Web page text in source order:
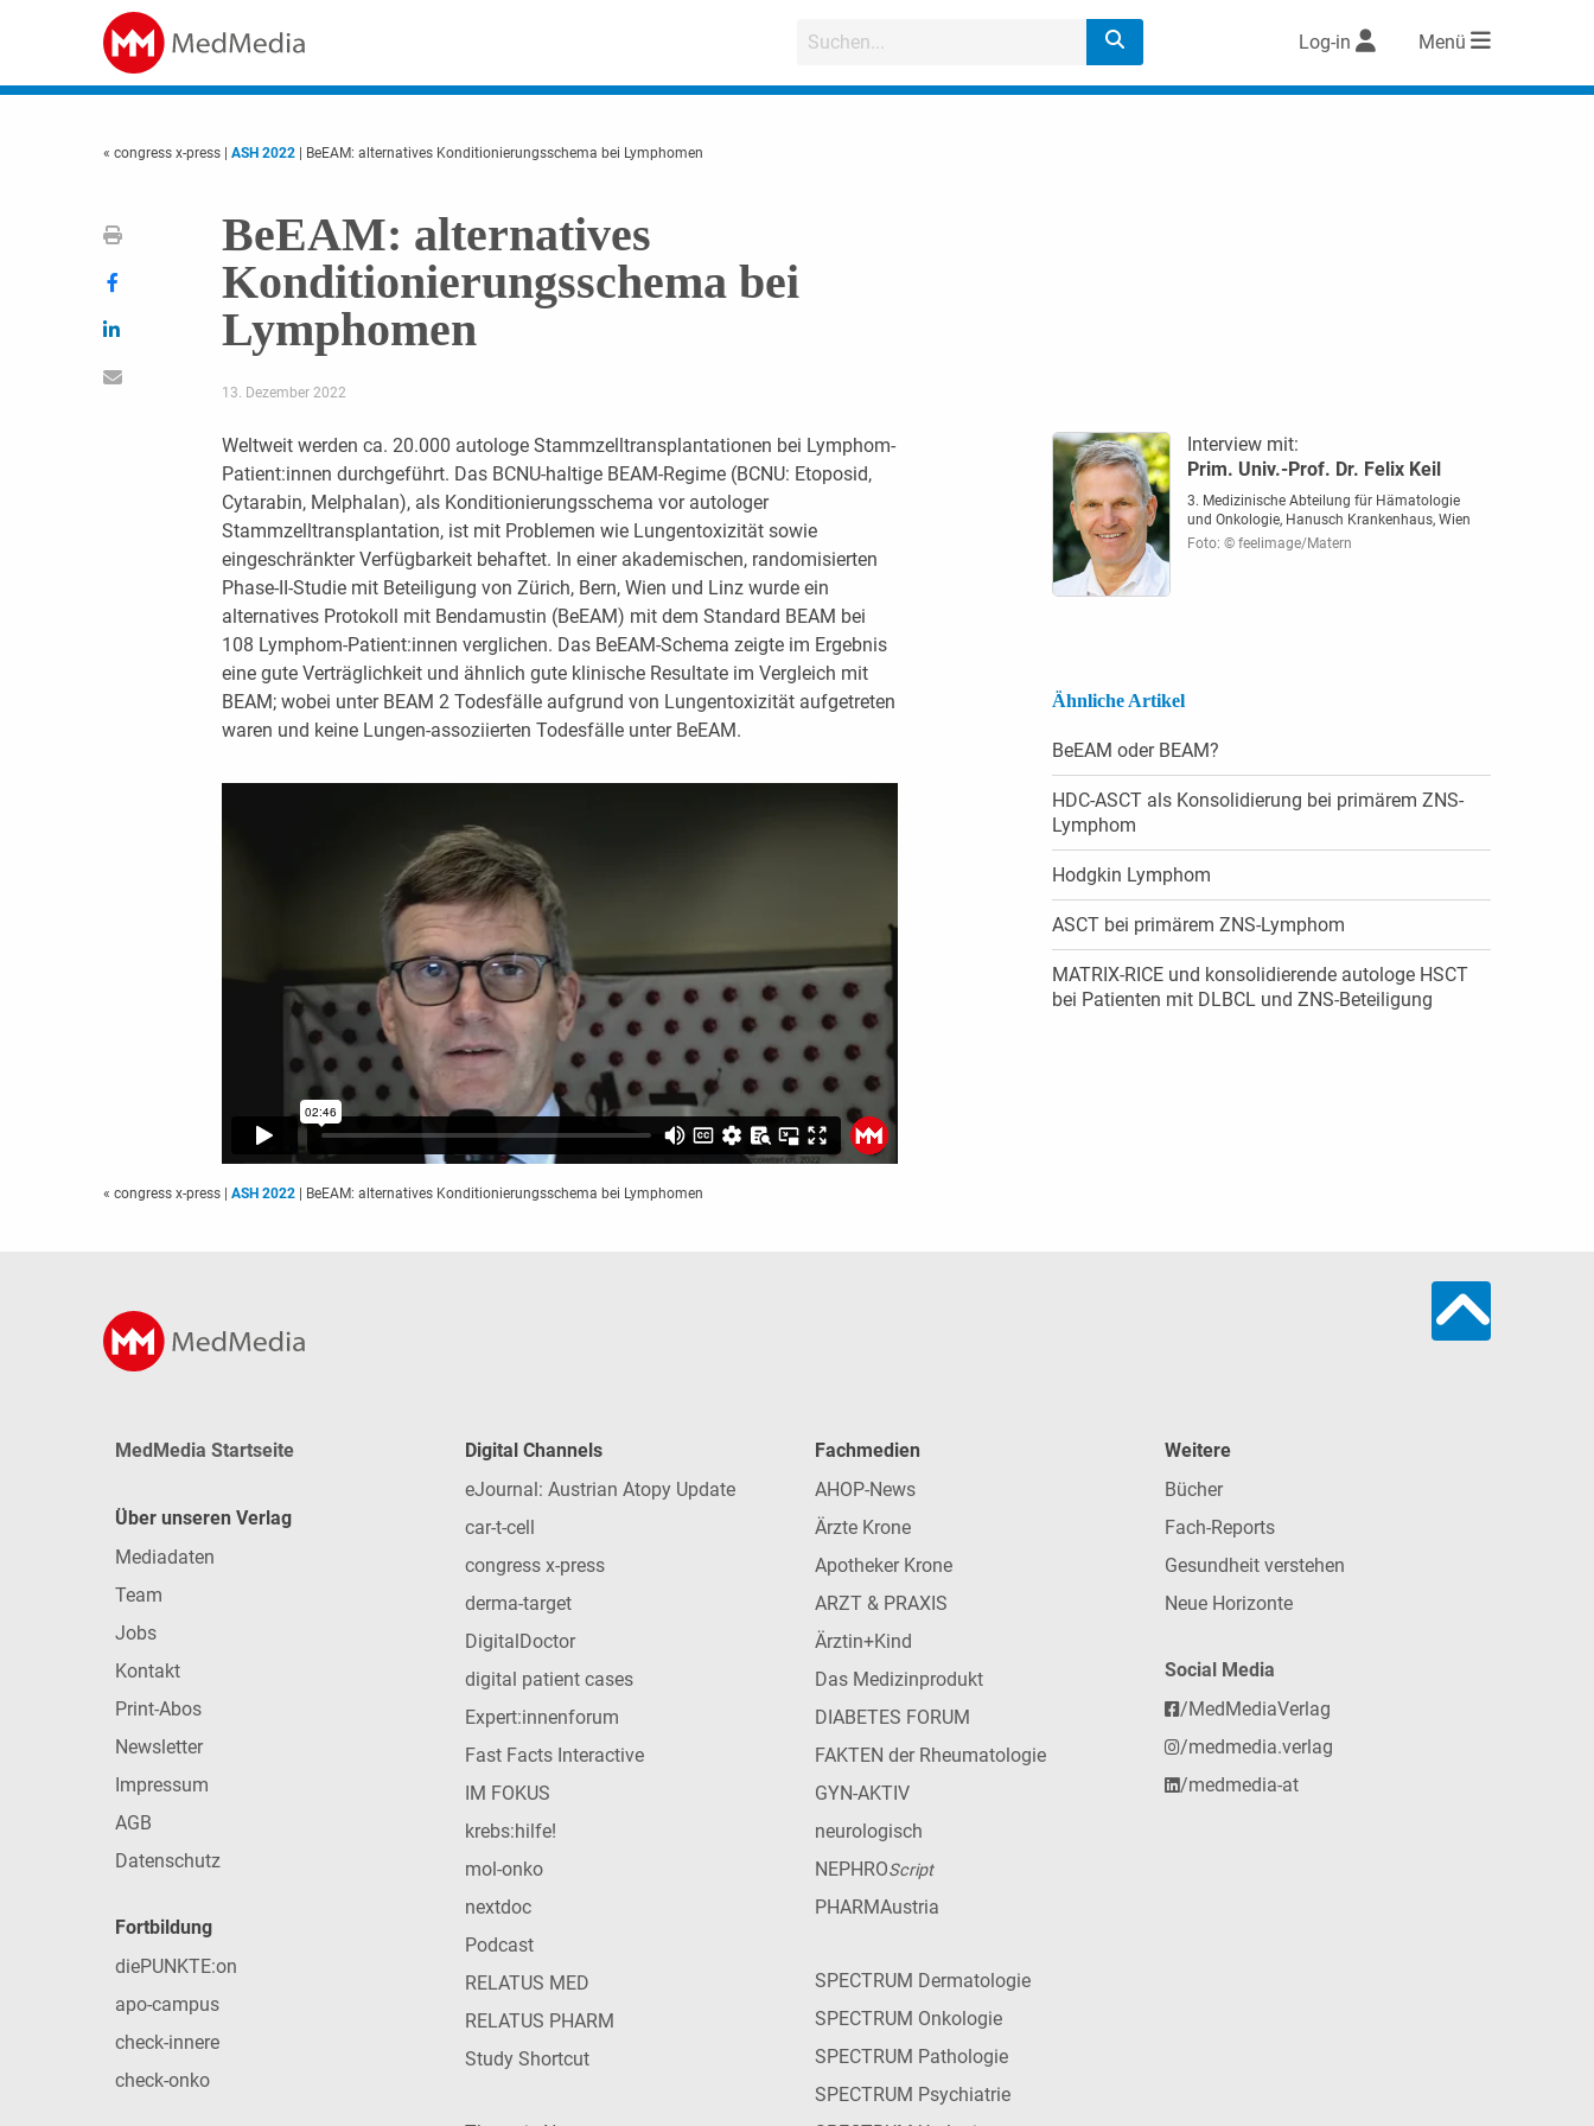
Log-in Menü
« congress x-press ASH 2022 | BeEAM: alternatives Konditionierungsschema bei Lymphomen
BeEAM: alternatives
Konditionierungsschema bei
Lymphomen
13. Dezember 2022
Weltweit werden ca. 20.000 autologe Stammzelltransplantationen bei Lymphom-
Patient:innen durchgeführt. Das BCNU-haltige BEAM-Regime (BCNU: Etoposid,
Cytarabin, Melphalan), als Konditionierungsschema vor autologer
Stammzelltransplantation, ist mit Problemen wie Lungentoxizität sowie
eingeschränkter Verfügbarkeit behaftet. In einer akademischen, randomisierten
Phase-II-Studie mit Beteiligung von Zürich, Bern, Wien und Linz wurde ein
alternatives Protokoll mit Bendamustin (BeEAM) mit dem Standard BEAM bei
108 Lymphom-Patient:innen verglichen. Das BeEAM-Schema zeigte im Ergebnis
eine gute Verträglichkeit und ähnlich gute klinische Resultate im Vergleich mit
BEAM; wobei unter BEAM 2 Todesfälle aufgrund von Lungentoxizität aufgetreten
waren und keine Lungen-assoziierten Todesfälle unter BeEAM.
Interview mit:
Prim. Univ.-Prof. Dr. Felix Keil
3. Medizinische Abteilung für Hämatologie
und Onkologie, Hanusch Krankenhaus, Wien
Foto: © feelimage/Matern
Ähnliche Artikel
BeEAM oder BEAM?
HDC-ASCT als Konsolidierung bei primärem ZNS-
Lymphom
Hodgkin Lymphom
ASCT bei primärem ZNS-Lymphom
MATRIX-RICE und konsolidierende autologe HSCT
bei Patienten mit DLBCL und ZNS-Beteiligung
« congress x-press | ASH 2022 | BeEAM: alternatives Konditionierungsschema bei Lymphomen
MedMedia Startseite
Über unseren Verlag
Mediadaten
Team
Jobs
Kontakt
Print-Abos
Newsletter
Impressum
AGB
Datenschutz
Fortbildung
diePUNKTE:on
apo-campus
check-innere
check-onko
Digital Channels
eJournal: Austrian Atopy Update
car-t-cell
congress x-press
derma-target
DigitalDoctor
digital patient cases
Expert:innenforum
Fast Facts Interactive
IM FOKUS
krebs:hilfe!
mol-onko
nextdoc
Podcast
RELATUS MED
RELATUS PHARM
Study Shortcut
Fachmedien
AHOP-News
Ärzte Krone
Apotheker Krone
ARZT & PRAXIS
Ärztin+Kind
Das Medizinprodukt
DIABETES FORUM
FAKTEN der Rheumatologie
GYN-AKTIV
neurologisch
NEPHROScript
PHARMAustria
SPECTRUM Dermatologie
SPECTRUM Onkologie
SPECTRUM Pathologie
SPECTRUM Psychiatrie
Weitere
Bücher
Fach-Reports
Gesundheit verstehen
Neue Horizonte
Social Media
/MedMediaVerlag
/medmedia.verlag
/medmedia-at